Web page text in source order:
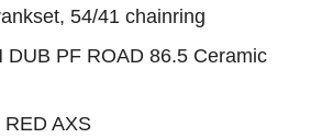
54/41 chainring
DUB PF ROAD 86.5 Ceramic
AXS